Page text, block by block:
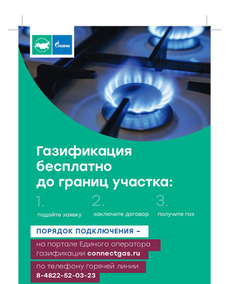
День рождения Светофора: в детском саду № 6
прошел необычный урок безопасности
6 Авг 2026 16:41 417
В Твери пройдёт дополнительный день приёма в
колледжи
241
Исследование: ежемесячная смена категорий
кешбэка создает волны спроса
6 Авг 2026 16:28 390
Тверские «Романтики» покорили Витебск своей
хореографией
6 Авг 2026 16:08 466
Виталий Королев наградил строителей и
анонсировал новые проекты